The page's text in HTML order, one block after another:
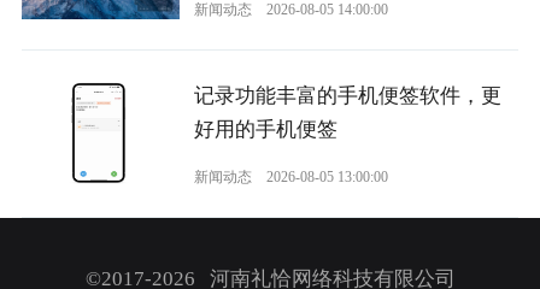
新闻动态 2026-08-05 14:00:00
记录功能丰富的手机便签软件，更
好用的手机便签
新闻动态 2026-08-05 13:00:00
©2017-2026 河南礼恰网络科技有限公司